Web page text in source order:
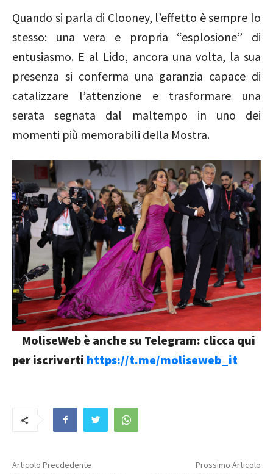
Quando si parla di Clooney, l’effetto è sempre lo
stesso: una vera e propria “esplosione” di
entusiasmo. E al Lido, ancora una volta, la sua
presenza si conferma una garanzia capace di
catalizzare l’attenzione e trasformare una
serata segnata dal maltempo in uno dei
momenti più memorabili della Mostra.
MoliseWeb è anche su Telegram: clicca qui
per iscriverti https://t.me/moliseweb_it
Articolo Precdedente Prossimo Articolo